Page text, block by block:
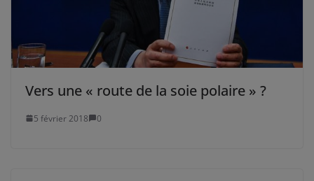
Vers une « route de la soie polaire » ?
5 février 2018 0